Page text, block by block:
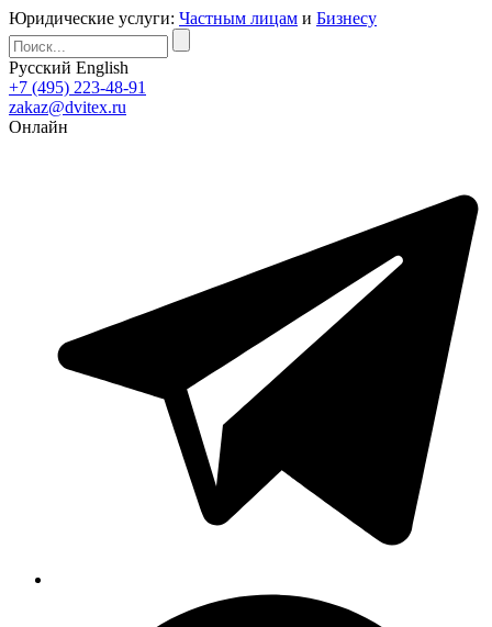
Юридические услуги: Частным лицам и Бизнесу
Русский English
+7 (495) 223-48-91
zakaz@dvitex.ru
Онлайн